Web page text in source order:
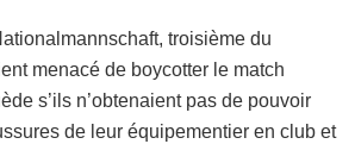
troisième du
menacé de boycotter le match
s’ils n’obtenaient pas de pouvoir
de leur équipementier en club et